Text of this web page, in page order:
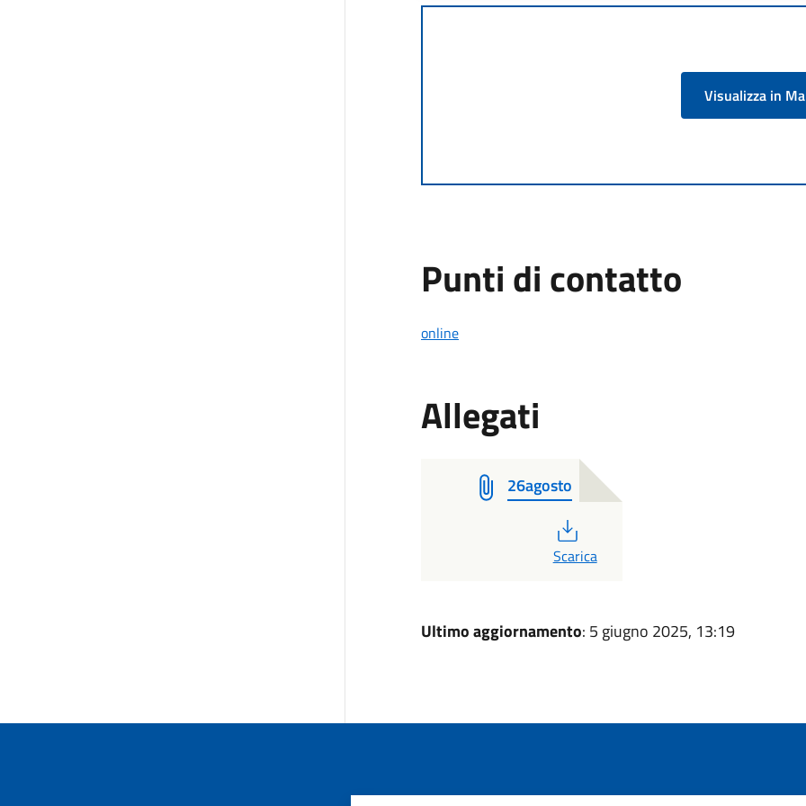
Visualizza in
Punti di contatto
online
Allegati
26agosto
PDF
Scarica
Ultimo aggiornamento: 5 giugno 2025, 13:19